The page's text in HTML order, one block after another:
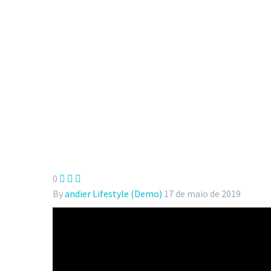
0   
Byandier Lifestyle (Demo) 17 de maio de 2019